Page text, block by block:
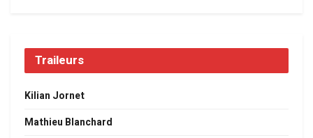
Traileurs
Kilian Jornet
Mathieu Blanchard